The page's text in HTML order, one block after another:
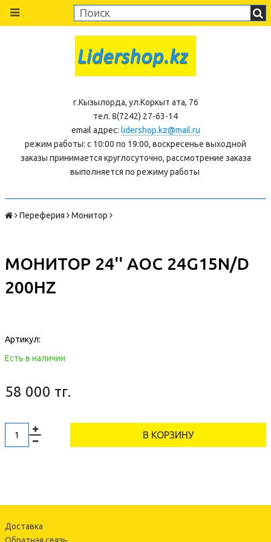
г.Кызылорда, ул.Коркыт ата, 76
тел. 8(7242) 27-63-14
email адрес: lidershop.kz@mail.ru
режим работы: с 10:00 по 19:00, воскресенье выходной
заказы принимается круглосуточно, рассмотрение заказа
выполняется по режиму работы
Переферия Монитор
МОНИТОР 24'' AOC 24G15N/D
200HZ
Артикул:
Есть в наличии
58 000 тг.
В КОРЗИНУ
Доставка